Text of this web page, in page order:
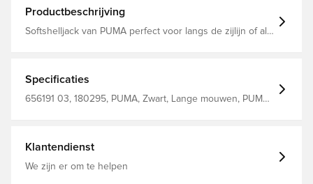
Productbeschrijving
Softshelljack van PUMA perfect voor langs de zijlijn of als
Specificaties
656191 03, 180295, PUMA, Zwart, Lange mouwen, PUMA
Klantendienst
We zijn er om te helpen